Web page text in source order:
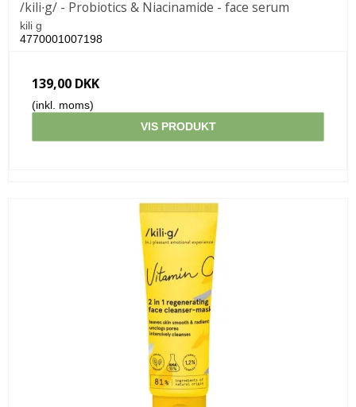
/kili∙g/ - Probiotics & Niacinamide - face serum
kili g
4770001007198
139,00 DKK
(inkl. moms)
VIS PRODUKT